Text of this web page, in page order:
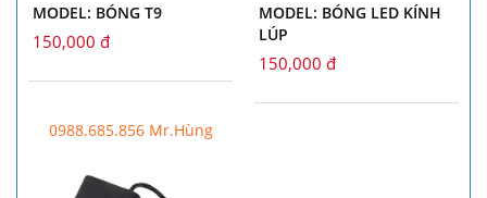
MODEL: BÓNG T9
150,000 đ
MODEL: BÓNG LED KÍNH
LÚP
150,000 đ
0988.685.856 Mr.Hùng